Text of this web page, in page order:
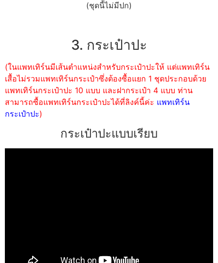
(ชุดนี้ไม่มีปก)
3. กระเป๋าปะ
(ในแพทเทิร์นมีเส้นตำแหน่งสำหรับกระเป๋าปะให้ แต่แพทเทิร์น
เสื้อไม่รวมแพทเทิร์นกระเป๋าซึ่งต้องซื้อแยก 1 ชุดประกอบด้วย
แพทเทิร์นกระเป๋าปะ 10 แบบ และฝากระเป๋า 4 แบบ ท่าน
สามารถซื้อแพทเทิร์นกระเป๋าปะได้ที่ลิงค์นี้ค่ะ แพทเทิร์น
กระเป๋าปะ)
กระเป๋าปะแบบเรียบ